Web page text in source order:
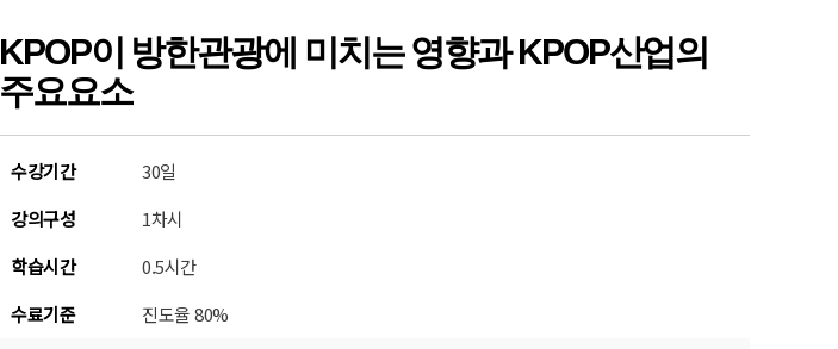
KPOP이 방한관광에 미치는 영향과 KPOP산업의
주요요소
수강기간
30일
강의구성
1차시
학습시간
0.5시간
수료기준
진도율 80%